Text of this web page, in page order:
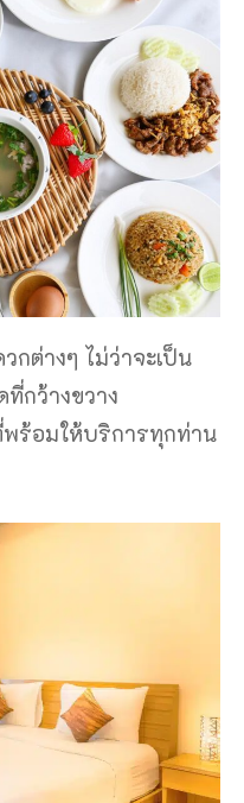
กต่างๆ ไม่ว่าจะเป็น
กว้างขวาง
พร้อมให้บริการทุกท่าน